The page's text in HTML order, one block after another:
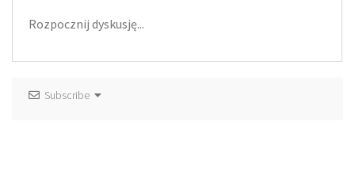
Subscribe